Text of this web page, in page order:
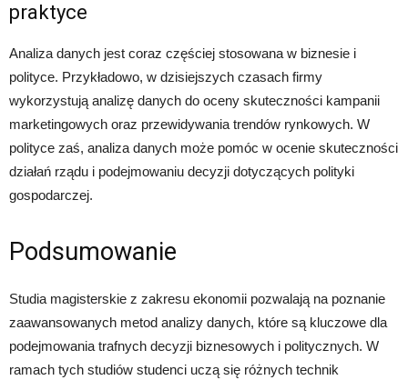
praktyce
Analiza danych jest coraz częściej stosowana w biznesie i
polityce. Przykładowo, w dzisiejszych czasach firmy
wykorzystują analizę danych do oceny skuteczności kampanii
marketingowych oraz przewidywania trendów rynkowych. W
polityce zaś, analiza danych może pomóc w ocenie skuteczności
działań rządu i podejmowaniu decyzji dotyczących polityki
gospodarczej.
Podsumowanie
Studia magisterskie z zakresu ekonomii pozwalają na poznanie
zaawansowanych metod analizy danych, które są kluczowe dla
podejmowania trafnych decyzji biznesowych i politycznych. W
ramach tych studiów studenci uczą się różnych technik